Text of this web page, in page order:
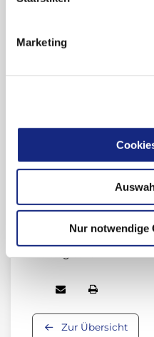
Marketing
Nur notwendige
Links
Anmeldung
Meldung
Arzneimittelsicherheit
Zur Übersicht